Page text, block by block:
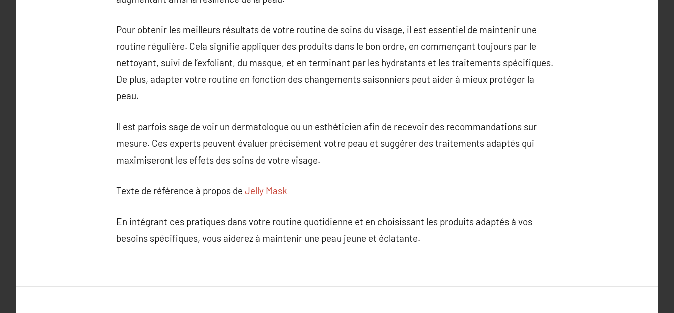
Pour obtenir les meilleurs résultats de votre routine de soins du visage, il est essentiel de maintenir une
routine régulière. Cela signifie appliquer des produits dans le bon ordre, en commençant toujours par le
nettoyant, suivi de l’exfoliant, du masque, et en terminant par les hydratants et les traitements spécifiques.
De plus, adapter votre routine en fonction des changements saisonniers peut aider à mieux protéger la
peau.
Il est parfois sage de voir un dermatologue ou un esthéticien afin de recevoir des recommandations sur
mesure. Ces experts peuvent évaluer précisément votre peau et suggérer des traitements adaptés qui
maximiseront les effets des soins de votre visage.
Texte de référence à propos de Jelly Mask
En intégrant ces pratiques dans votre routine quotidienne et en choisissant les produits adaptés à vos
besoins spécifiques, vous aiderez à maintenir une peau jeune et éclatante.